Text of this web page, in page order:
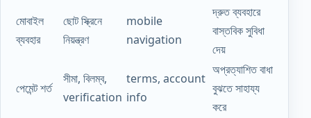
মোবাইল
ব্যবহার
ছোট স্ক্রিনে
নিয়ন্ত্রণ
mobile
navigation
দ্রুত ব্যবহারে
বাস্তবিক সুবিধা
দেয়
পেমেন্ট শর্ত
সীমা, বিলম্ব,
verification
terms, account
info
অপ্রত্যাশিত বাধা
বুঝতে সাহায্য
করে